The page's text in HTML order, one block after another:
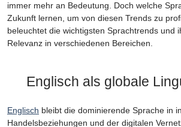
immer mehr an Bedeutung. Doch welche
Zukunft lernen, um von diesen Trends zu
beleuchtet die wichtigsten Sprachtrends und
Relevanz in verschiedenen Bereichen.
Englisch als globale
Englisch bleibt die dominierende Sprache in
Handelsbeziehungen und der digitalen